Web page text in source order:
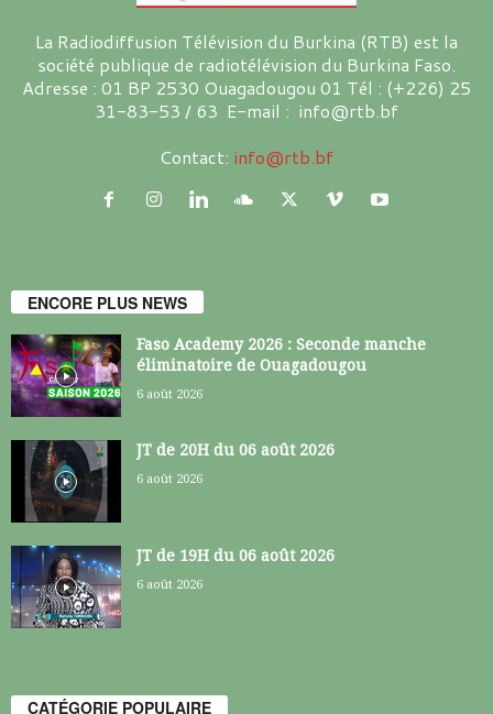
La Radiodiffusion Télévision du Burkina (RTB) est la
société publique de radiotélévision du Burkina Faso.
Adresse : 01 BP 2530 Ouagadougou 01 Tél : (+226) 25
31-83-53 / 63 E-mail : info@rtb.bf
Contact: info@rtb.bf
ENCORE PLUS NEWS
Faso Academy 2026 : Seconde manche
éliminatoire de Ouagadougou
6 août 2026
JT de 20H du 06 août 2026
6 août 2026
JT de 19H du 06 août 2026
6 août 2026
CATÉGORIE POPULAIRE